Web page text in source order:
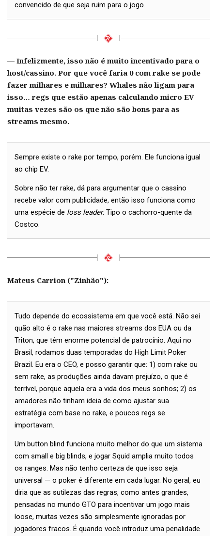
convencido de que seja ruim para o jogo.
— Infelizmente, isso não é muito incentivado para o
host/cassino. Por que você faria 0 com rake se pode
fazer milhares e milhares? Whales não ligam para
isso… regs que estão apenas calculando micro EV
muitas vezes são os que não são bons para as
streams mesmo.
Sempre existe o rake por tempo, porém. Ele funciona igual
ao chip EV.
Sobre não ter rake, dá para argumentar que o cassino
recebe valor com publicidade, então isso funciona como
uma espécie de loss leader. Tipo o cachorro-quente da
Costco.
Mateus Carrion ("Zinhão"):
Tudo depende do ecossistema em que você está. Não sei
quão alto é o rake nas maiores streams dos EUA ou da
Triton, que têm enorme potencial de patrocínio. Aqui no
Brasil, rodamos duas temporadas do High Limit Poker
Brazil. Eu era o CEO, e posso garantir que: 1) com rake ou
sem rake, as produções ainda davam prejuízo, o que é
terrível, porque aquela era a vida dos meus sonhos; 2) os
amadores não tinham ideia de como ajustar sua
estratégia com base no rake, e poucos regs se
importavam.
Um button blind funciona muito melhor do que um sistema
com small e big blinds, e jogar Squid amplia muito todos
os ranges. Mas não tenho certeza de que isso seja
universal — o poker é diferente em cada lugar. No geral, eu
diria que as sutilezas das regras, como antes grandes,
pensadas no mundo GTO para incentivar um jogo mais
loose, muitas vezes são simplesmente ignoradas por
jogadores fracos. É quando você introduz uma penalidade